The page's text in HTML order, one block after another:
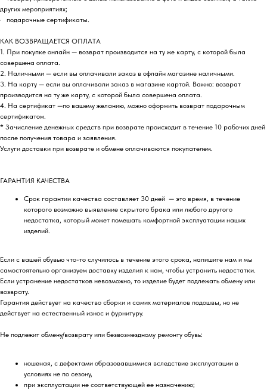
других мероприятиях;
· подарочные сертификаты.
КАК ВОЗВРАЩАЕТСЯ ОПЛАТА
1. При покупке онлайн — возврат производится на ту же карту, с которой была
совершена оплата.
2. Наличными — если вы оплачивали заказ в офлайн магазине наличными.
3. На карту — если вы оплачивали заказ в магазине картой. Важно: возврат
производится на ту же карту, с которой была совершена оплата.
4. На сертификат —по вашему желанию, можно оформить возврат подарочным
сертификатом.
* Зачисление денежных средств при возврате происходит в течение 10 рабочих дней
после получения товара и заявления.
Услуги доставки при возврате и обмене оплачиваются покупателем.
ГАРАНТИЯ КАЧЕСТВА
Срок гарантии качества составляет 30 дней — это время, в течение
которого возможно выявление скрытого брака или любого другого
недостатка, который может помешать комфортной эксплуатации наших
изделий.
Если с вашей обувью что-то случилось в течение этого срока, напишите нам и мы
самостоятельно организуем доставку изделия к нам, чтобы устранить недостатки.
Если устранение недостатков невозможно, то изделие будет подлежать обмену или
возврату.
Гарантия действует на качество сборки и самих материалов подошвы, но не
действует на естественный износ и фурнитуру.
Не подлежит обмену/возврату или безвозмездному ремонту обувь:
ношеная, с дефектами образовавшимися вследствие эксплуатации в
условиях не по сезону,
при эксплуатации не соответствующей ее назначению;